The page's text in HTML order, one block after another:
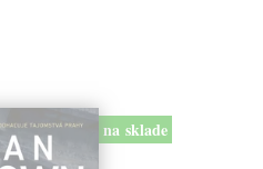
na sklade